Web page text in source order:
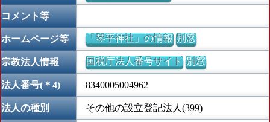
コメント等
ホームページ等 「琴平神社」の情報 別窓
宗教法人情報 国税庁法人番号サイト 別窓
法人番号(＊4) 8340005004962
法人の種別 その他の設立登記法人(399)